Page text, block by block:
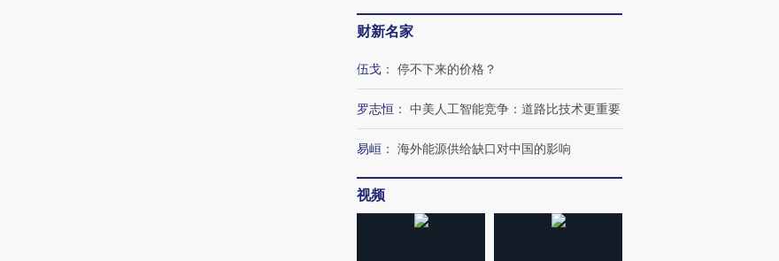
财新名家
伍戈 ： 停不下来的价格？
罗志恒 ： 中美人工智能竞争：道路比技术更重要
易峘 ： 海外能源供给缺口对中国的影响
视频